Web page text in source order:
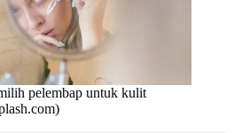
pelembap untuk kulit